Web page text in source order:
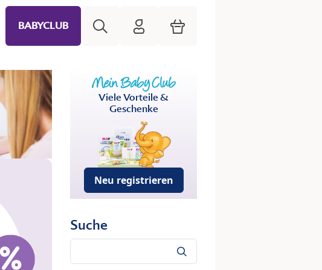
BABYCLUB HiPP Mein Babyclub
Warenkorb
Viele Vorteile &
Geschenke
Neu registrieren
Suche